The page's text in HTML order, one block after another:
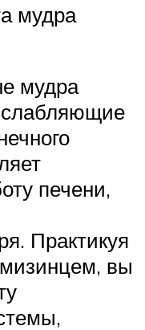
мудра
мудра
печени,
Практикуя
вы